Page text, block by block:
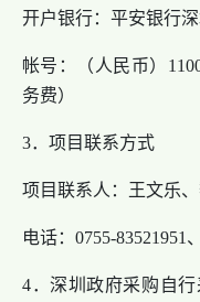
开户银行：平安银行
帐号：（人民币）
务费）
3．项目联系方式
项目联系人：王文乐
电话：0755-83521951
4．深圳政府采购自行